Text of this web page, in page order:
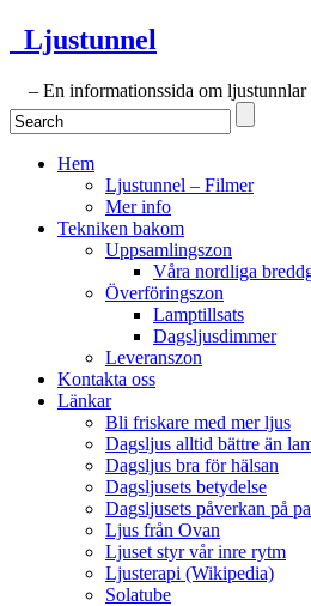
Ljustunnel
– En informationssida om ljustunnlar
Hem
Ljustunnel – Filmer
Mer info
Tekniken bakom
Uppsamlingszon
Våra nordliga
Överföringszon
Lamptillsats
Dagsljusdimmer
Leveranszon
Kontakta oss
Länkar
Bli friskare med mer ljus
Dagsljus alltid bättre än
Dagsljus bra för hälsan
Dagsljusets betydelse
Dagsljusets påverkan på
Ljus från Ovan
Ljuset styr vår inre rytm
Ljusterapi (Wikipedia)
Solatube